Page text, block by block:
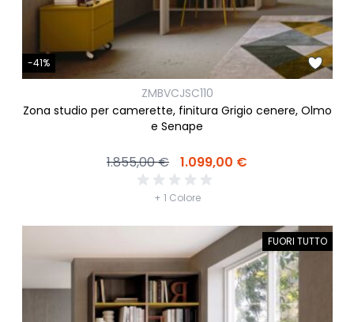
-41%
ZMBVCJSC110
Zona studio per camerette, finitura Grigio cenere, Olmo
e Senape
1.855,00 € 1.099,00 €
+ 1 Colore
FUORI TUTTO